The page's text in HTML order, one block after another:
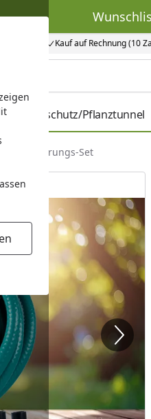
Kauf auf Rechnung (10
Pflanzenschutz/Pflanztunnel
Set